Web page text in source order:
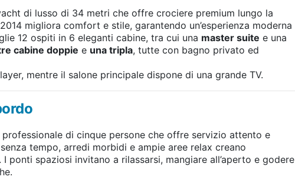
di lusso di 34 metri che offre crociere premium lungo la
migliora comfort e stile, garantendo un’esperienza moderna
12 ospiti in 6 eleganti cabine, tra cui una master suite e una
cabine doppie e una tripla, tutte con bagno privato ed
mentre il salone principale dispone di una grande TV.
di cinque persone che offre servizio attento e
tempo, arredi morbidi e ampie aree relax creano
I ponti spaziosi invitano a rilassarsi, mangiare all’aperto e godere